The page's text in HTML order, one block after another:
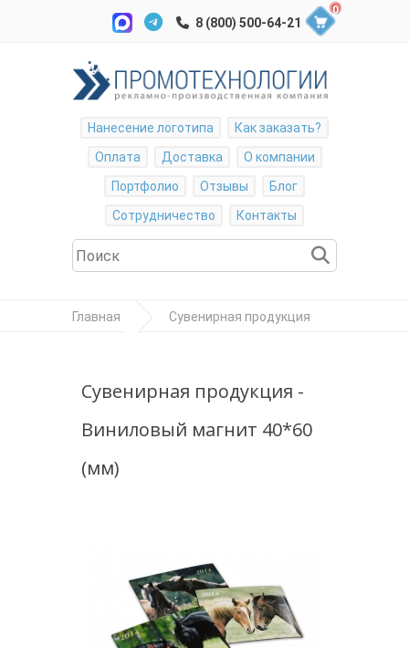
0
Нанесение логотипа
Как заказать?
Оплата
Доставка
О компании
Портфолио
Отзывы
Блог
Сотрудничество
Контакты
Главная Сувенирная продукция
Виниловый магнит 40*60 (мм)
Сувенирная продукция -
Виниловый магнит 40*60
(мм)